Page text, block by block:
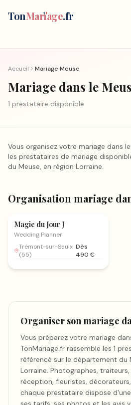
TonMariage.fr
Accueil Mariage Meuse
Mariage dans le
1 prestataire disponible
Vous organisez votre mariage dans
les prestataires de mariage
du Meuse, en région Lorraine.
Organisation mariage
Organisation mariage
Magie du Jour J
Wedding Planner
Trémont-sur-Saulx
(55)
Dès
490€
Organiser son mariage
Vous préparez votre mariage
TonMariage.fr rassemble les 1
référencé sur le département du
Lorraine. Photographes, traiteurs,
réception, fleuristes,
chaque prestataire dispose